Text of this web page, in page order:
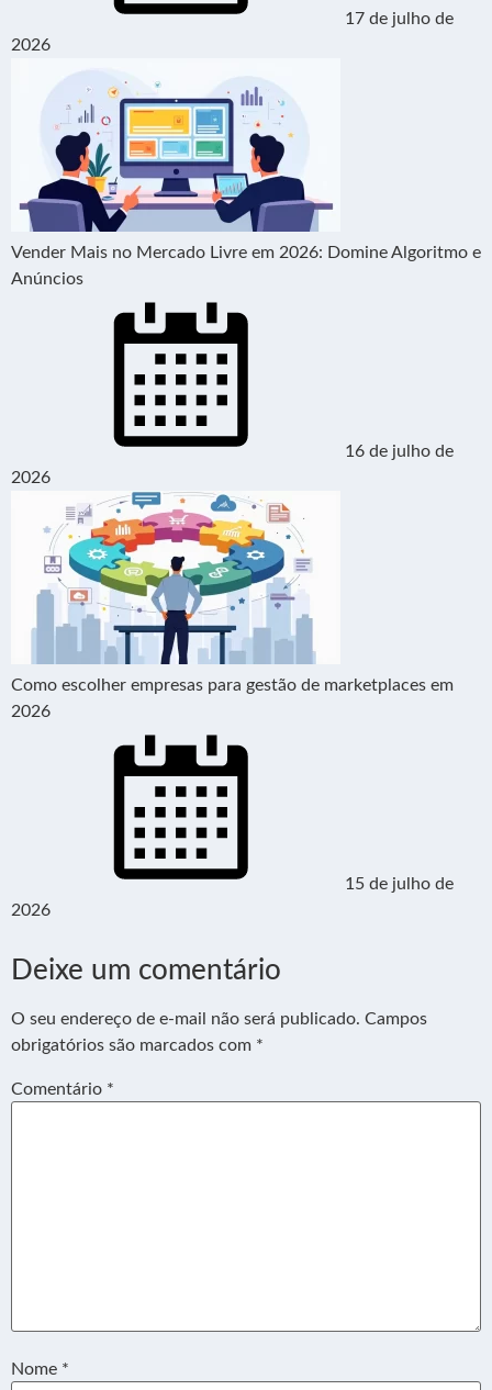
17 de julho de
2026
Vender Mais no Mercado Livre em 2026: Domine Algoritmo e
Anúncios
16 de julho de
2026
Como escolher empresas para gestão de marketplaces em
2026
15 de julho de
2026
Deixe um comentário
O seu endereço de e-mail não será publicado. Campos
obrigatórios são marcados com *
Comentário *
Nome *